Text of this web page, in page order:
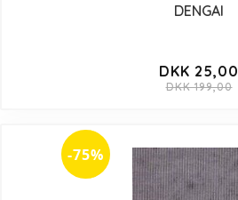
DENGAI
DKK 25,00
DKK 199,00
-75%